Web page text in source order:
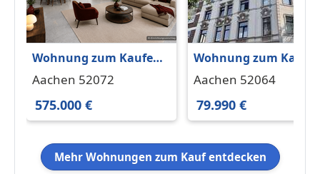
Wohnung zum Kaufen
in Aachen 575.000 €
Aachen 52072
575.000 €
Wohnung zum
in Aachen 79.990 € 27
Aachen 52064
79.990 €
Mehr Wohnungen zum Kauf entdecken